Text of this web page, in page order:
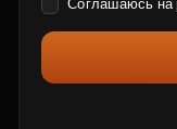
Соглашаюсь на